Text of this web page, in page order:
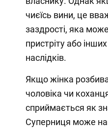
чиєїсь вини, це
заздрості, яка
пристріту або
наслідків.
Якщо жінка
чоловіка чи
сприймається як
Суперниця може